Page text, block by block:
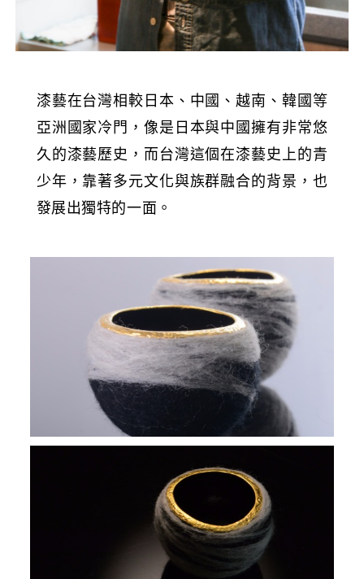
漆藝在台灣相較日本、中國、越南、韓國等
亞洲國家冷門，像是日本與中國擁有非常悠
久的漆藝歷史，而台灣這個在漆藝史上的青
少年，靠著多元文化與族群融合的背景，也
發展出獨特的一面。